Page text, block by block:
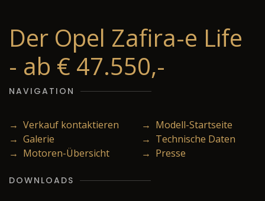
Der Opel Zafira-e Life
- ab € 47.550,-
NAVIGATION
→ Verkauf kontaktieren
→ Modell-Startseite
→ Galerie
→ Technische Daten
→ Motoren-Übersicht
→ Presse
DOWNLOADS